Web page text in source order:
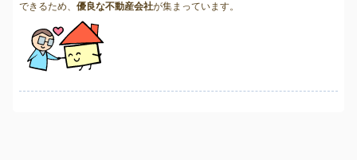
できるため、 優良な不動産会社が集まっています。